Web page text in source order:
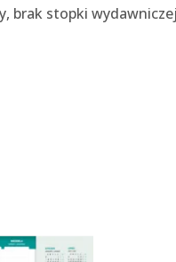
brak stopki